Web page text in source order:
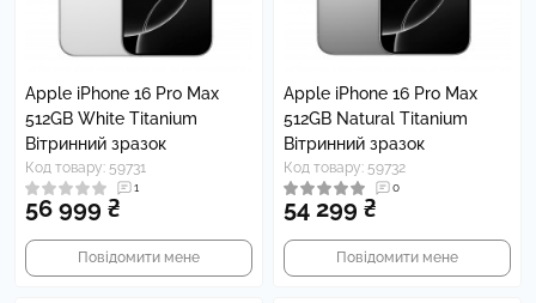
Apple iPhone 16 Pro Max
512GB White Titanium
Вітринний зразок
Код товару: 59731
1
56 999 ₴
Повідомити мене
Apple iPhone 16 Pro Max
512GB Natural Titanium
Вітринний зразок
Код товару: 59732
0
54 299 ₴
Повідомити мене